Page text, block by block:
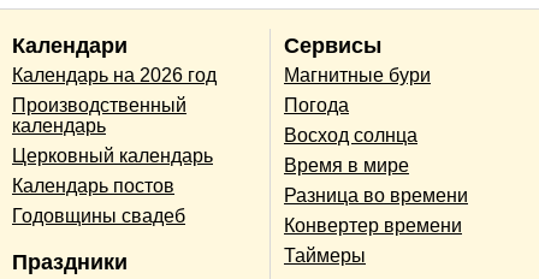
Календари
Календарь на 2026 год
Производственный
календарь
Церковный календарь
Календарь постов
Годовщины свадеб
Праздники
Сервисы
Магнитные бури
Погода
Восход солнца
Время в мире
Разница во времени
Конвертер времени
Таймеры